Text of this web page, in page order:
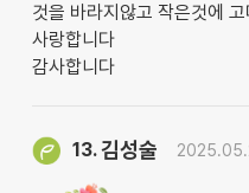
것을 바라지않고 작은것에
사랑합니다
감사합니다
13.김성술